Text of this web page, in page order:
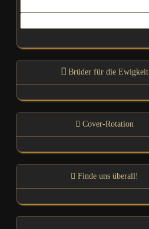
Brüder für die Ewigkeit
Cover-Rotation
Finde uns überall!